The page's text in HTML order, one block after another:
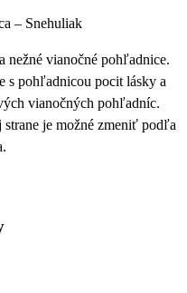
– Snehuliak
nežné vianočné pohľadnice.
s pohľadnicou pocit lásky a
vianočných pohľadníc.
je možné zmeniť podľa